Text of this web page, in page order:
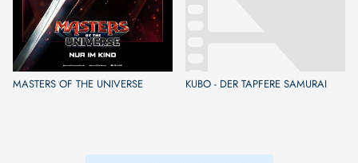
MASTERS OF THE UNIVERSE KUBO - DER TAPFERE SAMURAI